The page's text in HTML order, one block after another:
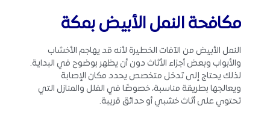
مكافحة النمل الأبيض بمكة
النمل الأبيض من الآفات الخطيرة لأنه قد يهاجم الأخشاب
والأبواب وبعض أجزاء الأثاث دون أن يظهر بوضوح في البداية.
لذلك يحتاج إلى تدخل متخصص يحدد مكان الإصابة
ويعالجها بطريقة مناسبة، خصوصًا في الفلل والمنازل التي
تحتوي على أثاث خشبي أو حدائق قريبة.